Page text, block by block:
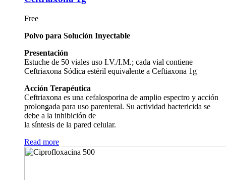
Free
Polvo para Solución Inyectable
Presentación
Estuche de 50 viales uso I.V./I.M.; cada vial contiene
Ceftriaxona Sódica estéril equivalente a Ceftiaxona 1g
Acción Terapéutica
Ceftriaxona es una cefalosporina de amplio espectro y acción
prolongada para uso parenteral. Su actividad bactericida se
debe a la inhibición de
la síntesis de la pared celular.
Read more